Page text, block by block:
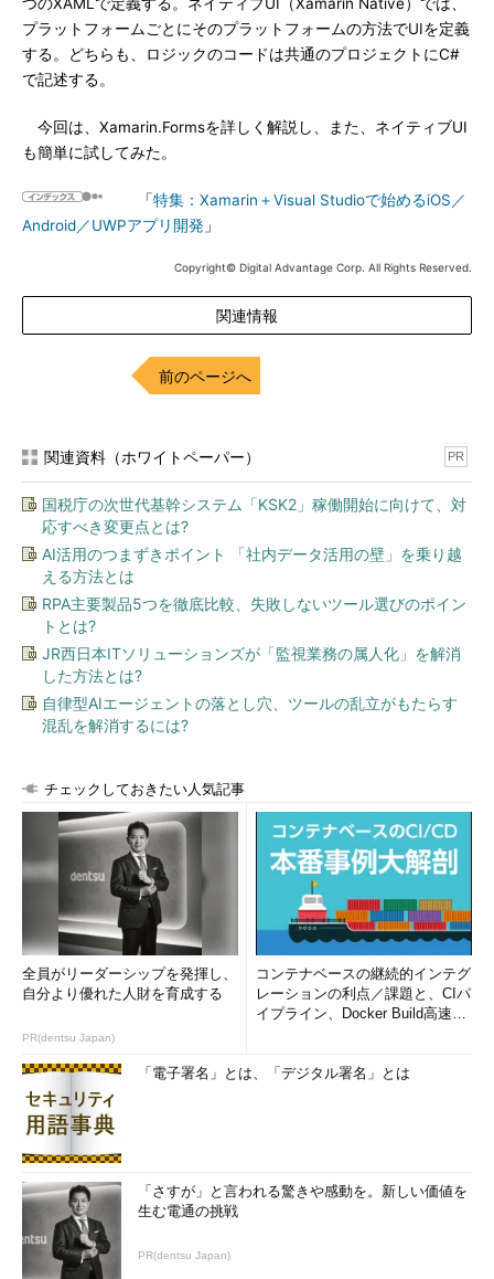
プラットフォームごとにそのプラットフォームの方法でUIを定義
する。どちらも、ロジックのコードは共通のプロジェクトにC#
で記述する。
今回は、Xamarin.Formsを詳しく解説し、また、ネイティブUI
も簡単に試してみた。
「特集：Xamarin＋Visual Studioで始めるiOS／
Android／UWPアプリ開発 」
Copyright© Digital Advantage Corp. All Rights Reserved.
関連情報
前のページへ
関連資料（ホワイトペーパー） PR
国税庁の次世代基幹システム「KSK2」稼働開始に向けて、対
応すべき変更点とは?
AI活用のつまずきポイント 「社内データ活用の壁」を乗り越
える方法とは
RPA主要製品5つを徹底比較、失敗しないツール選びのポイン
トとは?
JR西日本ITソリューションズが「監視業務の属人化」を解消
した方法とは?
自律型AIエージェントの落とし穴、ツールの乱立がもたらす
混乱を解消するには?
チェックしておきたい人気記事
全員がリーダーシップを発揮し、
自分より優れた人財を育成する
PR(dentsu Japan)
コンテナベースの継続的インテグ
レーションの利点／課題と、CIパ
イプライン、Docker Build高速化
「電子署名」とは、「デジタル署名」とは
「さすが」と言われる驚きや感動を。新しい価値を
生む電通の挑戦
PR(dentsu Japan)